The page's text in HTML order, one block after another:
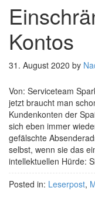
Kontos
31. August 2020 by
Von: Serviceteam
jetzt braucht man
Kundenkonten der
sich eben immer
gefälschte
selbst, wenn sie das
intellektuellen Hürde:
Posted in: Leserpost,